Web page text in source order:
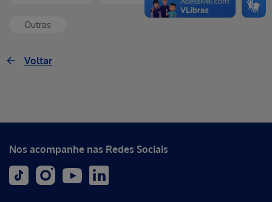
Outras
Voltar
Nos acompanhe nas Redes Sociais